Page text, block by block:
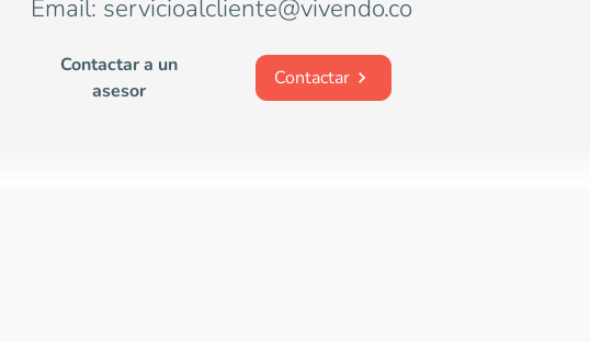
Email: servicioalcliente@vivendo.co
Contactar a un
asesor
Contactar